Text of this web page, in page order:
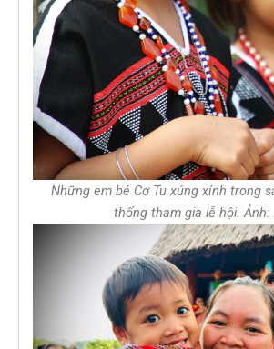
Những em bé Cơ Tu xúng xính trong
thống tham gia lễ hội. Ảnh: